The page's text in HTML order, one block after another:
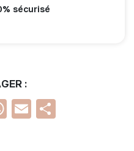
sécurisé
:
WhatsApp
Email